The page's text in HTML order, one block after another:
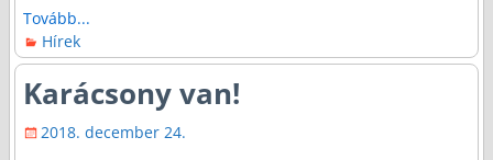
Tovább...
Hírek
Karácsony van!
2018. december 24.